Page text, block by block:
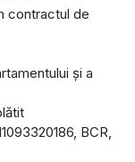
contractul de
şi a
BCR,